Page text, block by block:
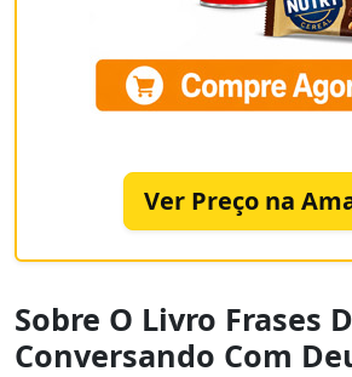
Ver Preço na
Sobre O Livro Frases
Conversando Com